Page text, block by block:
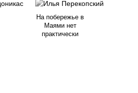
На побережье в
Маями нет
практически